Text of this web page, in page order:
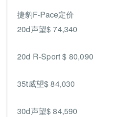
捷豹F-Pace定价
20d声望$ 74,340
20d R-Sport $ 80,090
35t威望$ 84,030
30d声望$ 84,590